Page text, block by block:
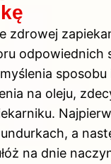
zdrowej
odpowiednich
na oleju,
a
na dnie